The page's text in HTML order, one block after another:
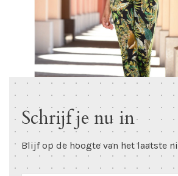
Schrijf je nu in
Blijf op de hoogte van het laatste